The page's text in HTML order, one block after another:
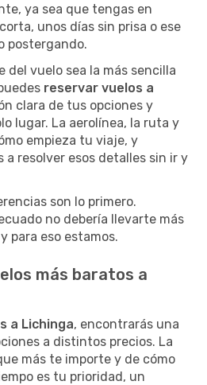
ya sea que tengas en
unos días sin prisa o ese
postergando.
del vuelo sea la más sencilla
reservar vuelos a
clara de tus opciones y
lugar. La aerolínea, la ruta y
empieza tu viaje, y
a resolver esos detalles sin ir y
son lo primero.
no debería llevarte más
para eso estamos.
más baratos a
a Lichinga, encontrarás una
a distintos precios. La
más te importe y de cómo
es tu prioridad, un